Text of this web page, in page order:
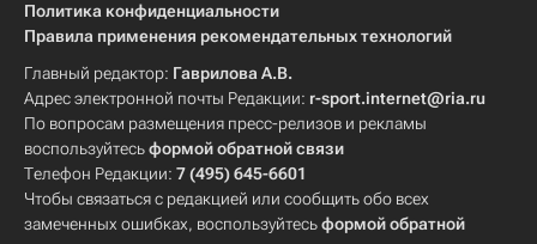
Политика конфиденциальности
Правила применения рекомендательных технологий
Главный редактор: Гаврилова А.В.
Адрес электронной почты Редакции: r-sport.internet@ria.ru
По вопросам размещения пресс-релизов и рекламы
воспользуйтесьформой обратной связи
Телефон Редакции: 7 (495) 645-6601
Чтобы связаться с редакцией или сообщить обо всех
замеченных ошибках, воспользуйтесьформой обратной